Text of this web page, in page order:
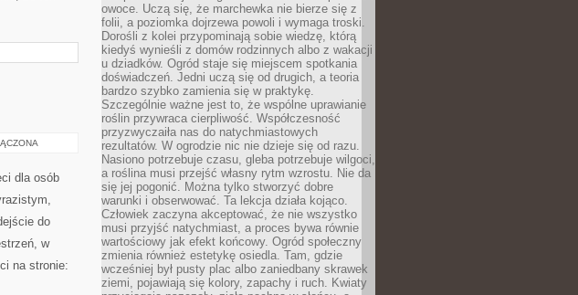
dla osób
do
w
na stronie:
owoce. Uczą się, że marchewka nie bierze się z
folii, a poziomka dojrzewa powoli i wymaga troski.
Dorośli z kolei przypominają sobie wiedzę, którą
kiedyś wynieśli z domów rodzinnych albo z wakacji
u dziadków. Ogród staje się miejscem spotkania
doświadczeń. Jedni uczą się od drugich, a teoria
bardzo szybko zamienia się w praktykę.
Szczególnie ważne jest to, że wspólne uprawianie
roślin przywraca cierpliwość. Współczesność
przyzwyczaiła nas do natychmiastowych
rezultatów. W ogrodzie nic nie dzieje się od razu.
Nasiono potrzebuje czasu, gleba potrzebuje wilgoci,
a roślina musi przejść własny rytm wzrostu. Nie da
się jej pogonić. Można tylko stworzyć dobre
warunki i obserwować. Ta lekcja działa kojąco.
Człowiek zaczyna akceptować, że nie wszystko
musi przyjść natychmiast, a proces bywa równie
wartościowy jak efekt końcowy. Ogród społeczny
zmienia również estetykę osiedla. Tam, gdzie
wcześniej był pusty plac albo zaniedbany skrawek
ziemi, pojawiają się kolory, zapachy i ruch. Kwiaty